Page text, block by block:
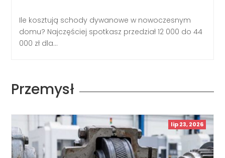
Ile kosztują schody dywanowe w nowoczesnym
domu? Najczęściej spotkasz przedział 12 000 do 44
000 zł dla...
Przemysł
lip 23, 2026